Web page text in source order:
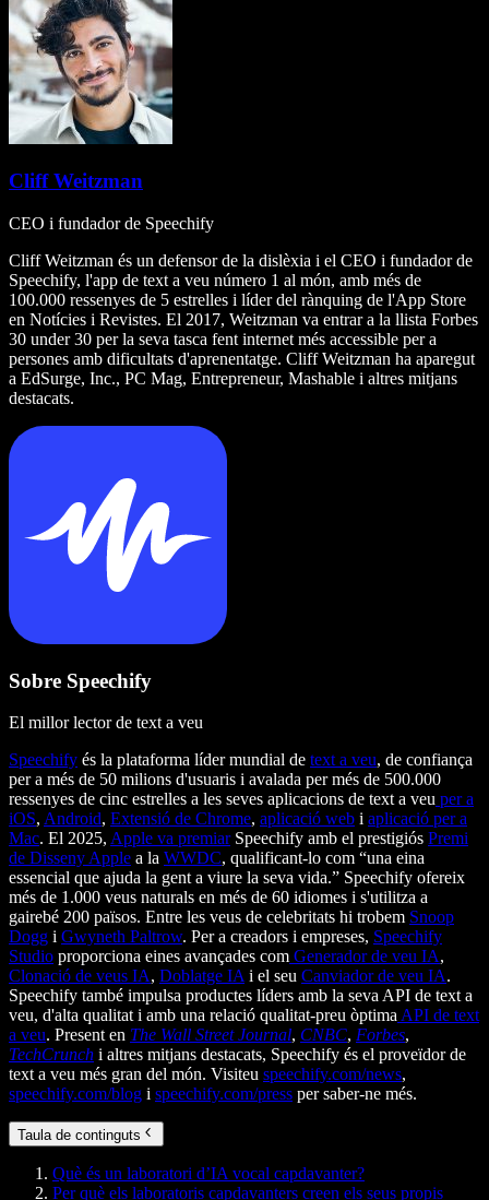
Cliff Weitzman
CEO i fundador de Speechify
Cliff Weitzman és un defensor de la dislèxia i el CEO i fundador de
Speechify, l'app de text a veu número 1 al món, amb més de
100.000 ressenyes de 5 estrelles i líder del rànquing de l'App Store
en Notícies i Revistes. El 2017, Weitzman va entrar a la llista Forbes
30 under 30 per la seva tasca fent internet més accessible per a
persones amb dificultats d'aprenentatge. Cliff Weitzman ha aparegut
a EdSurge, Inc., PC Mag, Entrepreneur, Mashable i altres mitjans
destacats.
Sobre Speechify
El millor lector de text a veu
Speechify és la plataforma líder mundial de text a veu, de confiança
per a més de 50 milions d'usuaris i avalada per més de 500.000
ressenyes de cinc estrelles a les seves aplicacions de text a veu per a
iOS, Android, Extensió de Chrome, aplicació web i aplicació per a
Mac. El 2025, Apple va premiarSpeechify amb el prestigiós Premi
de Disseny Apple a la WWDC, qualificant-lo com “una eina
essencial que ajuda la gent a viure la seva vida.” Speechify ofereix
més de 1.000 veus naturals en més de 60 idiomes i s'utilitza a
gairebé 200 països. Entre les veus de celebritats hi trobem Snoop
Dogg i Gwyneth Paltrow. Per a creadors i empreses, Speechify
Studio proporciona eines avançades com Generador de veu IA,
Clonació de veus IA, Doblatge IA i el seu Canviador de veu IA.
Speechify també impulsa productes líders amb la seva API de text a
veu, d'alta qualitat i amb una relació qualitat-preu òptima API de text
a veu. Present en The Wall Street Journal, CNBC, Forbes,
TechCrunch i altres mitjans destacats, Speechify és el proveïdor de
text a veu més gran del món. Visiteu speechify.com/news,
speechify.com/blog i speechify.com/press per saber-ne més.
Taula de continguts
Què és un laboratori d’IA vocal capdavanter?
Per què els laboratoris capdavanters creen els seus propis